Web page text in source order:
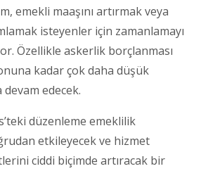
emekli maaşını artırmak veya
isteyenler için zamanlamayı
Özellikle askerlik borçlanması
kadar çok daha düşük
edecek.
düzenleme emeklilik
etkileyecek ve hizmet
ciddi biçimde artıracak bir